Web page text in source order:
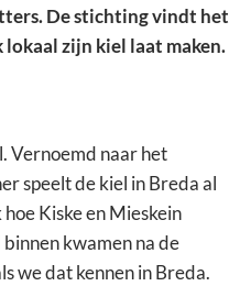
De stichting vindt het
zijn kiel laat maken.
Vernoemd naar het
speelt de kiel in Breda al
Kiske en Mieskein
kwamen na de
we dat kennen in Breda.